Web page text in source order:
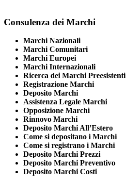
Consulenza dei Marchi
Marchi Nazionali
Marchi Comunitari
Marchi Europei
Marchi Internazionali
Ricerca dei Marchi Preesistenti
Registrazione Marchi
Deposito Marchi
Assistenza Legale Marchi
Opposizione Marchi
Rinnovo Marchi
Deposito Marchi All’Estero
Come si depositano i Marchi
Come si registrano i Marchi
Deposito Marchi Prezzi
Deposito Marchi Preventivo
Deposito Marchi Costi